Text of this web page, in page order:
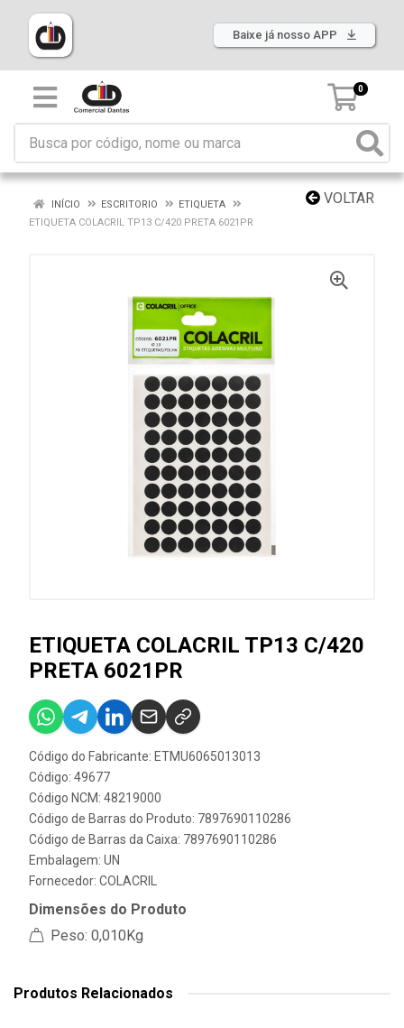
Baixe já nosso APP
0
VOLTAR
INÍCIO ESCRITORIO
ETIQUETA
ETIQUETA COLACRIL TP13 C/420 PRETA 6021PR
ETIQUETA COLACRIL TP13 C/420
PRETA 6021PR
Código do Fabricante: ETMU6065013013
Código: 49677
Código NCM: 48219000
Código de Barras do Produto: 7897690110286
Código de Barras da Caixa: 7897690110286
Embalagem: UN
Fornecedor: COLACRIL
Dimensões do Produto
Peso: 0,010Kg
Produtos Relacionados